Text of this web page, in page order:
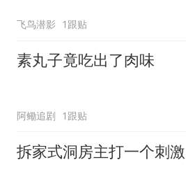
飞鸟潜影 1跟贴
素丸子竟吃出了肉味
阿鳓追剧 1跟贴
拆家式洞房主打一个刺激